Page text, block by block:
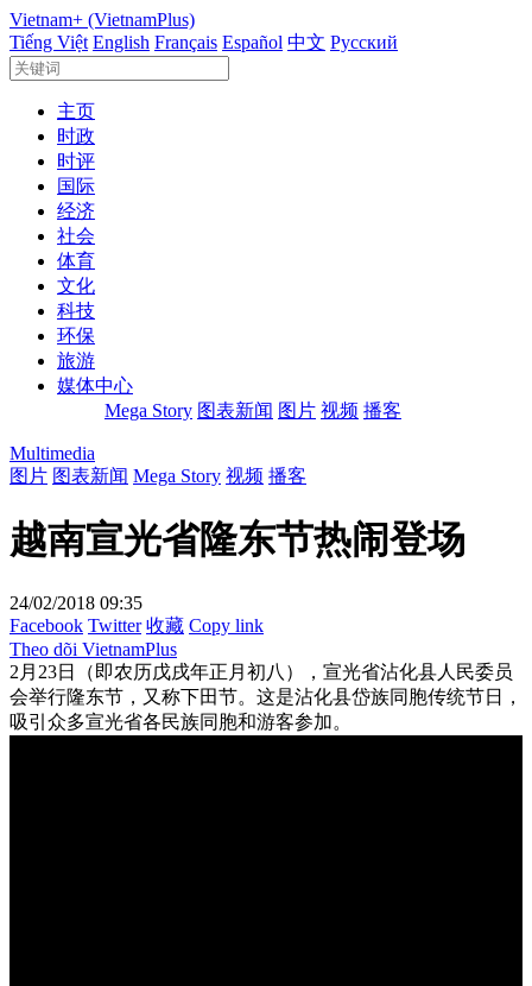
Vietnam+ (VietnamPlus)
Tiếng Việt English Français Español 中文 Русский
主页
时政
时评
国际
经济
社会
体育
文化
科技
环保
旅游
媒体中心
Mega Story 图表新闻 图片 视频 播客
Multimedia
图片 图表新闻 Mega Story 视频 播客
越南宣光省隆东节热闹登场
24/02/2018 09:35
Facebook Twitter 收藏 Copy link
Theo dõi VietnamPlus
2月23日（即农历戊戌年正月初八），宣光省沾化县人民委员
会举行隆东节，又称下田节。这是沾化县岱族同胞传统节日，
吸引众多宣光省各民族同胞和游客参加。